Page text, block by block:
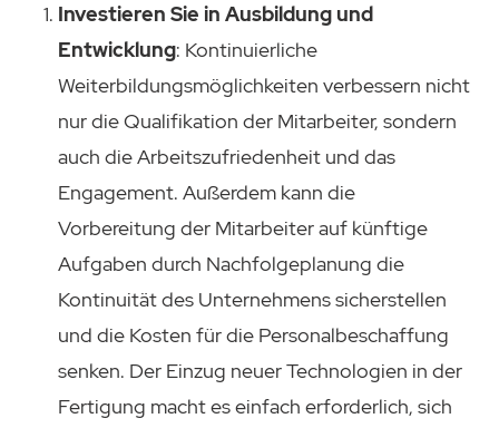
Investieren Sie in Ausbildung und
Entwicklung: Kontinuierliche
Weiterbildungsmöglichkeiten verbessern nicht
nur die Qualifikation der Mitarbeiter, sondern
auch die Arbeitszufriedenheit und das
Engagement. Außerdem kann die
Vorbereitung der Mitarbeiter auf künftige
Aufgaben durch Nachfolgeplanung die
Kontinuität des Unternehmens sicherstellen
und die Kosten für die Personalbeschaffung
senken. Der Einzug neuer Technologien in der
Fertigung macht es einfach erforderlich, sich